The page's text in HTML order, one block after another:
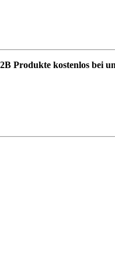
Produkte kostenlos bei